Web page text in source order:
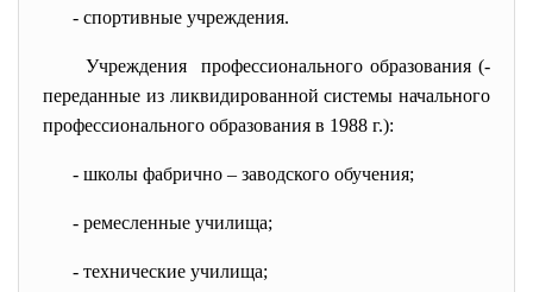
- спортивные учреждения.
Учреждения профессионального образования (-
переданные из ликвидированной системы начального
профессионального образования в 1988 г.):
- школы фабрично – заводского обучения;
- ремесленные училища;
- технические училища;